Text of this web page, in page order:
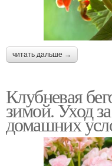
читать дальше →
Клубневая
зимой. Уход
домашних